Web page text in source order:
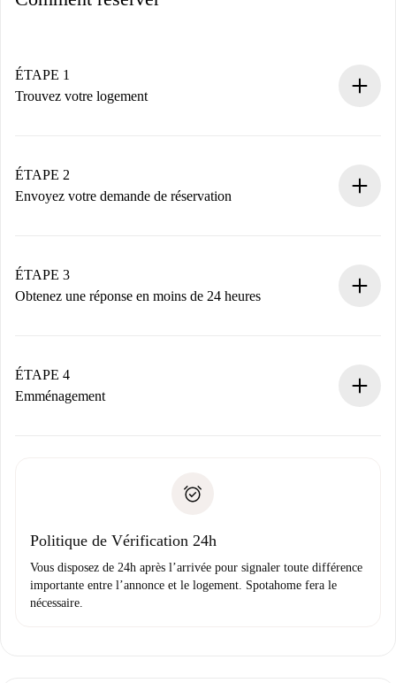
ÉTAPE 1
Trouvez votre logement
Vous disposez à l’avance de toutes les informations
nécessaires.
ÉTAPE 2
Envoyez votre demande de réservation
Nous ne vous facturerons rien tant que le propriétaire
n’aura pas accepté.
ÉTAPE 3
Obtenez une réponse en moins de 24 heures
contact avec le propriétaire.
Si refusé : aucun prélèvement et nous vous proposerons
Justificatif de solvabilité
ÉTAPE 4
Emménagement
uniquement si aucun problème n'est signalé.
Politique de Vérification 24h
Vous disposez de 24h après l’arrivée pour signaler toute différence
importante entre l’annonce et le logement. Spotahome fera le
nécessaire.